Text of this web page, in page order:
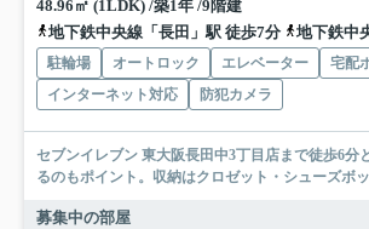
48.96㎡ (1LDK) /築1年 /9階建
地下鉄中央線「長田」駅 徒歩7分
地下鉄中央
駐輪場 オートロック エレベーター
宅配
インターネット対応
防犯カメラ
セブンイレブン 東大阪長田中3丁目店まで徒歩6分
るのもポイント。収納はクロゼット・シューズボ
募集中の部屋